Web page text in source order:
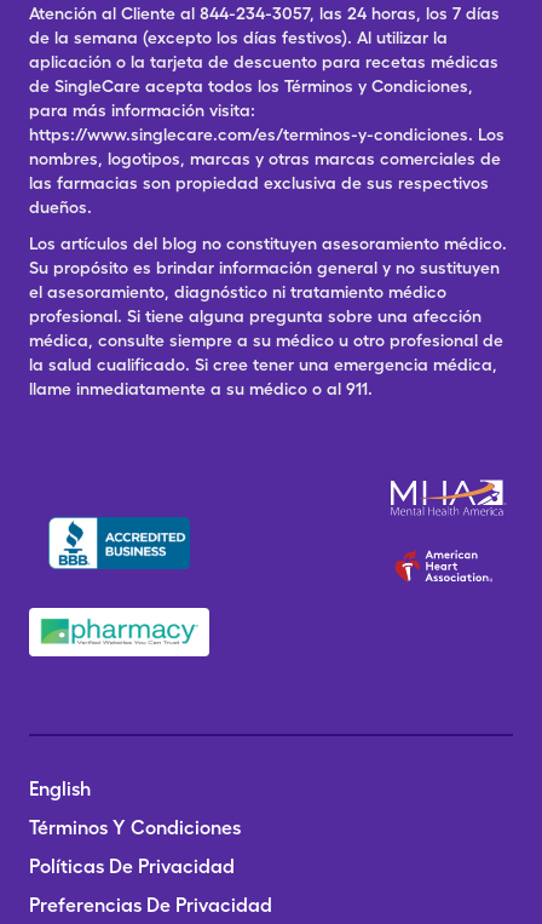
Atención al Cliente al 844-234-3057, las 24 horas, los 7 días
de la semana (excepto los días festivos). Al utilizar la
aplicación o la tarjeta de descuento para recetas médicas
de SingleCare acepta todos los Términos y Condiciones,
para más información visita:
https://www.singlecare.com/es/terminos-y-condiciones. Los
nombres, logotipos, marcas y otras marcas comerciales de
las farmacias son propiedad exclusiva de sus respectivos
dueños.
Los artículos del blog no constituyen asesoramiento médico.
Su propósito es brindar información general y no sustituyen
el asesoramiento, diagnóstico ni tratamiento médico
profesional. Si tiene alguna pregunta sobre una afección
médica, consulte siempre a su médico u otro profesional de
la salud cualificado. Si cree tener una emergencia médica,
llame inmediatamente a su médico o al 911.
English
Términos Y Condiciones
Políticas De Privacidad
Preferencias De Privacidad